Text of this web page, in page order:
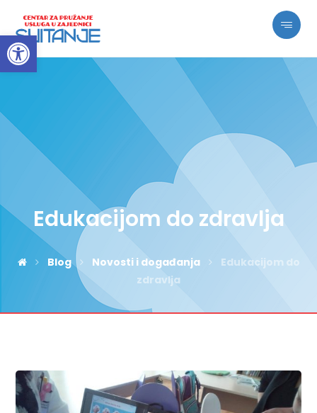
Open toolbar
Edukacijom do zdravlja
Blog Novosti i događanja
Edukacijom do
zdravlja